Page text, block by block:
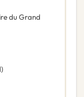
du Grand
)